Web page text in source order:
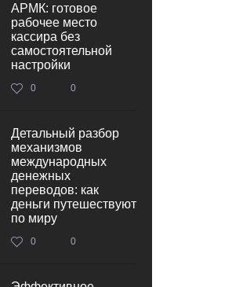
АРМК: готовое
рабочее место
кассира без
самостоятельной
настройки
0 0
Детальный разбор
механизмов
международных
денежных
переводов: как
деньги путешествуют
по миру
0 0